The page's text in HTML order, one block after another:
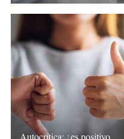
Autocrítica: ¿es positivo